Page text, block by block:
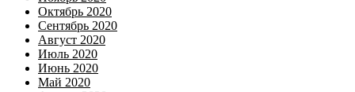
Октябрь 2020
Сентябрь 2020
Август 2020
Июль 2020
Июнь 2020
Май 2020